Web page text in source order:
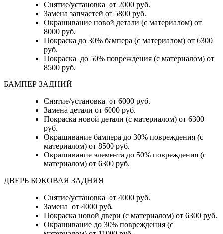
Снятие/установка от 2000 руб.
Замена запчастей от 5800 руб.
Окрашивание новой детали (с материалом) от
8000 руб.
Покраска до 30% бампера (с материалом) от 6300
руб.
Покраска до 50% повреждения (с материалом) от
8500 руб.
БАМПЕР ЗАДНИЙ
Снятие/установка от 6000 руб.
Замена детали от 6000 руб.
Покраска новой детали (с материалом) от 6300
руб.
Окрашивание бампера до 30% повреждения (с
материалом) от 8500 руб.
Окрашивание элемента до 50% повреждения (с
материалом) от 6300 руб.
ДВЕРЬ БОКОВАЯ ЗАДНЯЯ
Снятие/установка от 4000 руб.
Замена от 4000 руб.
Покраска новой двери (с материалом) от 6300 руб.
Окрашивание до 30% повреждения (с